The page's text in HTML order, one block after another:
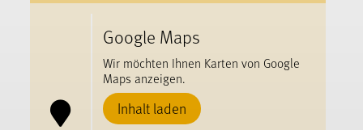
Google Maps
Wir möchten Ihnen Karten von Google
Maps anzeigen.
Inhalt laden